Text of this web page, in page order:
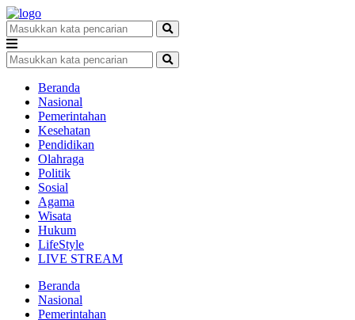
Beranda
Nasional
Pemerintahan
Kesehatan
Pendidikan
Olahraga
Politik
Sosial
Agama
Wisata
Hukum
LifeStyle
LIVE STREAM
Beranda
Nasional
Pemerintahan